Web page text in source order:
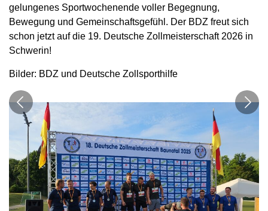
gelungenes Sportwochenende voller Begegnung,
Bewegung und Gemeinschaftsgefühl. Der BDZ freut sich
schon jetzt auf die 19. Deutsche Zollmeisterschaft 2026 in
Schwerin!
Bilder: BDZ und Deutsche Zollsporthilfe